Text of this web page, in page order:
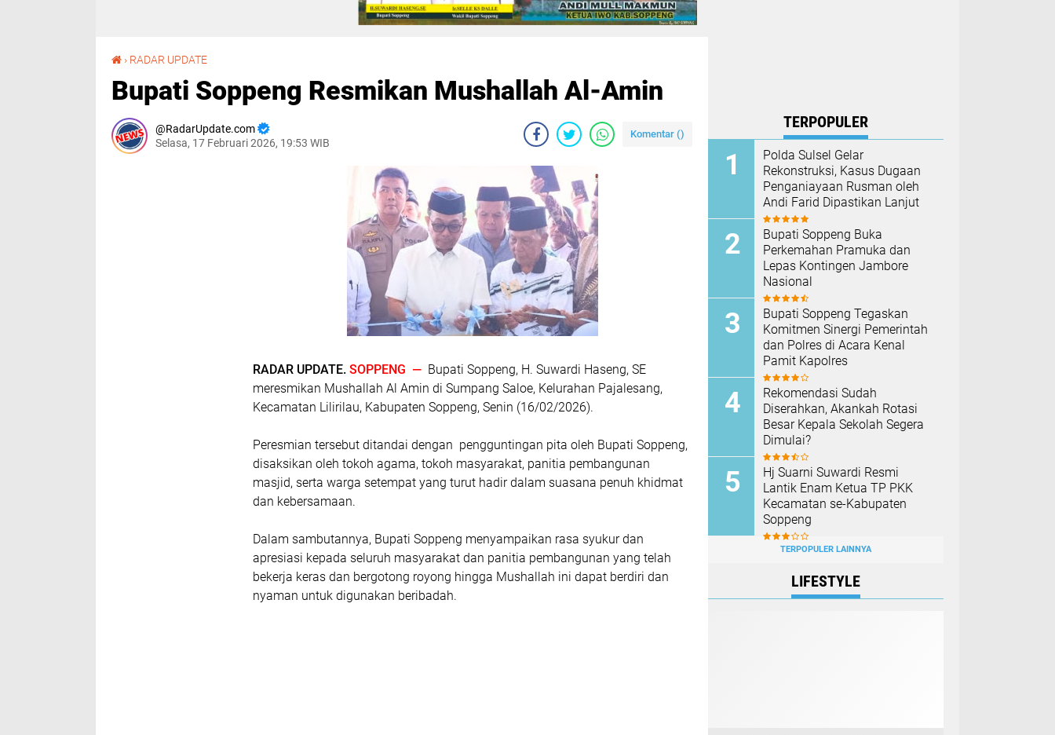
› RADAR UPDATE
Bupati Soppeng Resmikan Mushallah Al-Amin
RadarUpdate.com
Selasa, 17 Februari 2026, 19:53 WIB
Komentar ()
RADAR UPDATE. SOPPENG — Bupati Soppeng, H. Suwardi Haseng, SE
meresmikan Mushallah Al Amin di Sumpang Saloe, Kelurahan Pajalesang,
Kecamatan Lilirilau, Kabupaten Soppeng, Senin (16/02/2026).
Peresmian tersebut ditandai dengan pengguntingan pita oleh Bupati Soppeng,
disaksikan oleh tokoh agama, tokoh masyarakat, panitia pembangunan
masjid, serta warga setempat yang turut hadir dalam suasana penuh khidmat
dan kebersamaan.
Dalam sambutannya, Bupati Soppeng menyampaikan rasa syukur dan
apresiasi kepada seluruh masyarakat dan panitia pembangunan yang telah
bekerja keras dan bergotong royong hingga Mushallah ini dapat berdiri dan
nyaman untuk digunakan beribadah.
TERPOPULER
Polda Sulsel Gelar
Rekonstruksi, Kasus Dugaan
Penganiayaan Rusman oleh
Andi Farid Dipastikan Lanjut
Bupati Soppeng Buka
Perkemahan Pramuka dan
Lepas Kontingen Jambore
Nasional
Bupati Soppeng Tegaskan
Komitmen Sinergi Pemerintah
dan Polres di Acara Kenal
Pamit Kapolres
Rekomendasi Sudah
Diserahkan, Akankah Rotasi
Besar Kepala Sekolah Segera
Dimulai?
Hj Suarni Suwardi Resmi
Lantik Enam Ketua TP PKK
Kecamatan se-Kabupaten
Soppeng
TERPOPULER LAINNYA
LIFESTYLE